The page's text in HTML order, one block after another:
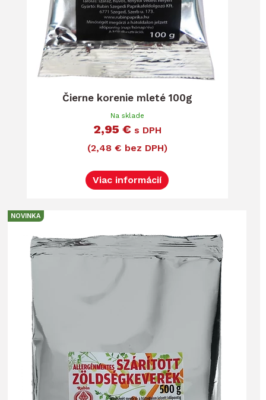
Čierne korenie mleté 100g
Na sklade
2,95 € s DPH
(2,48 € bez DPH)
Viac informácií
NOVINKA